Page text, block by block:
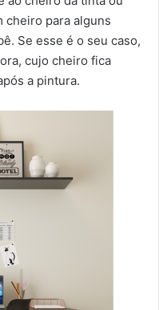
cheiro para alguns
Se esse é o seu caso,
cujo cheiro fica
a pintura.